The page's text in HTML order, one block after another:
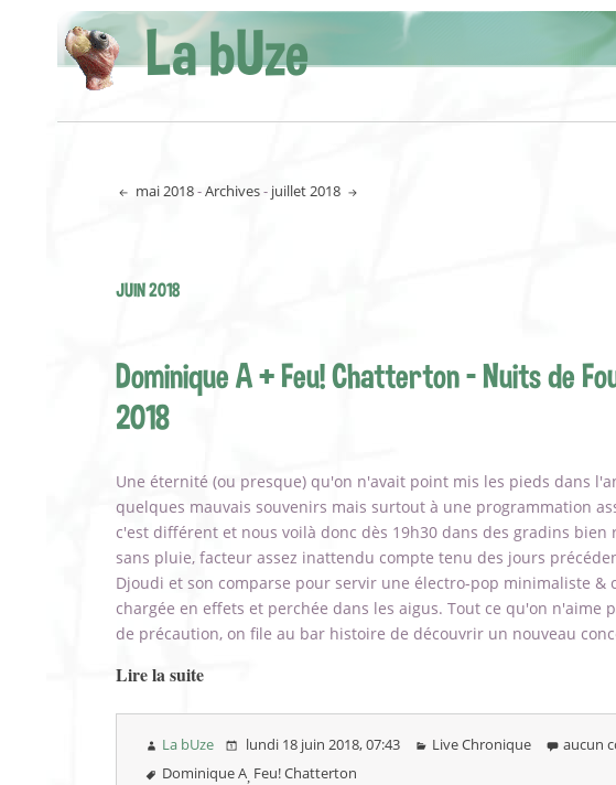
La bUze
mai 2018-Archives- juillet 2018
JUIN 2018
Dominique A + Feu! Chatterton - Nuits de
2018
Une éternité (ou presque) qu'on n'avait point mis les pieds dans
quelques mauvais souvenirs mais surtout à une programmation
c'est différent et nous voilà donc dès 19h30 dans des gradins
sans pluie, facteur assez inattendu compte tenu des jours
Djoudi et son comparse pour servir une électro-pop minimaliste &
chargée en effets et perchée dans les aigus. Tout ce qu'on n'aime
de précaution, on file au bar histoire de découvrir un nouveau
Lire la suite
La bUze lundi 18 juin 2018, 07:43 Live Chronique
aucun
Dominique A Feu! Chatterton